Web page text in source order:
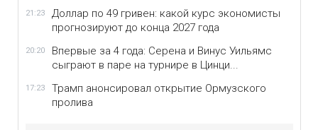
21:23
Доллар по 49 гривен: какой курс экономисты
прогнозируют до конца 2027 года
20:20
Впервые за 4 года: Серена и Винус Уильямс
сыграют в паре на турнире в Цинци...
17:23
Трамп анонсировал открытие Ормузского
пролива